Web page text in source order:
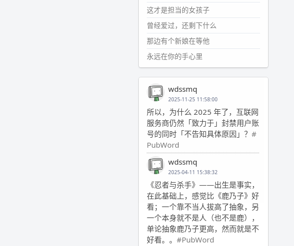
这才是担当的女孩子
曾经爱过，还剩下什么
那边有个新娘在等他
永远在你的手心里
wdssmq
2025-11-25 11:58:00
所以，为什么 2025 年了，互联网
服务商仍然「致力于」封禁用户账
号的同时「不告知具体原因」？ #
PubWord
wdssmq
2025-04-11 15:38:32
《忍者与杀手》——出生是事实，
在此基础上，感觉比《鹿乃子》好
看；一个靠不当人拔高了抽象，另
一个本身就不是人（也不是鹿），
单论抽象鹿乃子更高，然而就是不
好看。。 #PubWord